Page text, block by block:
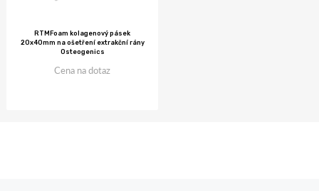
RTMFoam kolagenový pásek
20x40mm na ošetření extrakční rány
Osteogenics
Cena na dotaz